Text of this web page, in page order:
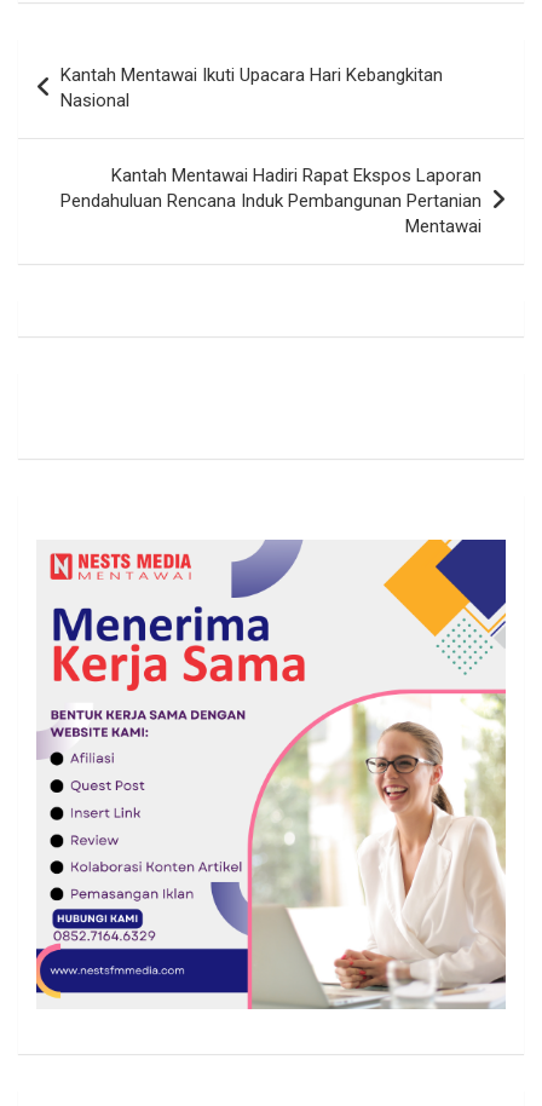
pos
Kantah Mentawai Ikuti Upacara Hari Kebangkitan
Nasional
Kantah Mentawai Hadiri Rapat Ekspos Laporan
Pendahuluan Rencana Induk Pembangunan Pertanian
Mentawai